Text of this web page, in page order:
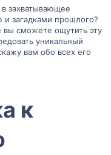
в захватывающее
и загадками прошлого?
вы сможете ощутить эту
уникальный
вам обо всех его
к